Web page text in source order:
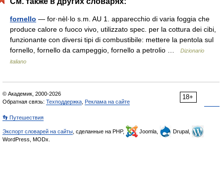
fornello — for·nèl·lo s.m. AU 1. apparecchio di varia foggia che
produce calore o fuoco vivo, utilizzato spec. per la cottura dei cibi,
funzionante con diversi tipi di combustibile: mettere la pentola sul
fornello, fornello da campeggio, fornello a petrolio …
Dizionario
italiano
18+
© Академик, 2000-2026
Обратная связь: Техподдержка Реклама на сайте
👣 Путешествия
Экспорт словарей на сайты , сделанные на PHP, Joomla,
Drupal,
WordPress, MODx.